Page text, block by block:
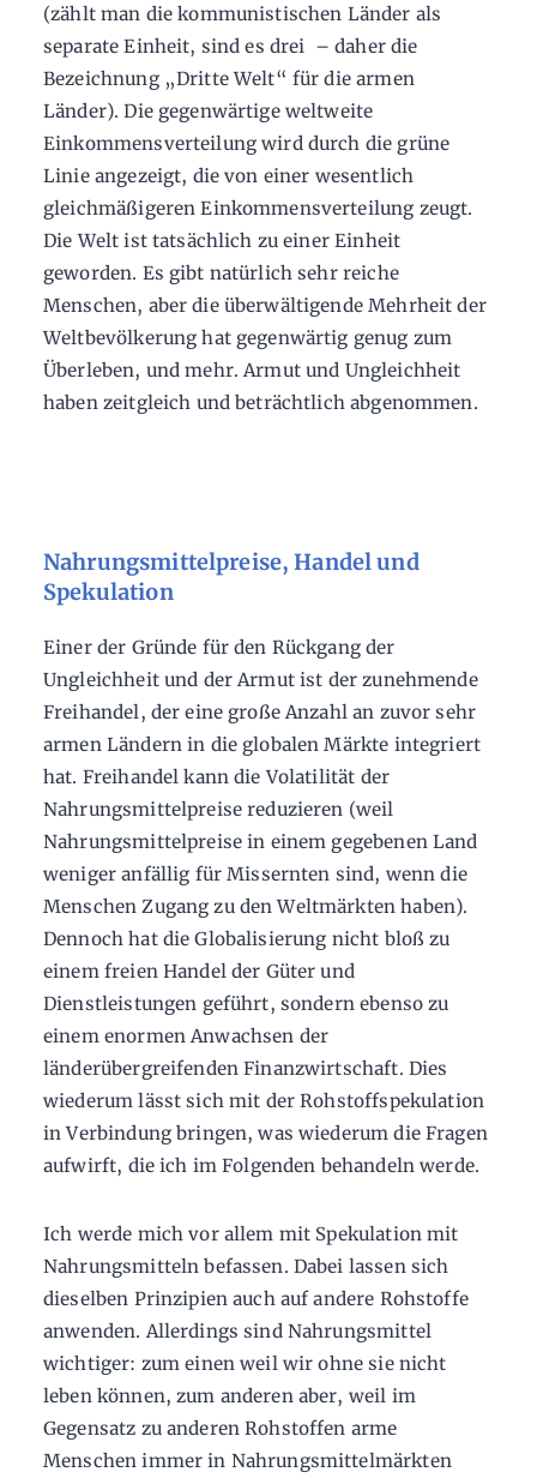
(zählt man die kommunistischen Länder als
separate Einheit, sind es drei – daher die
Bezeichnung „Dritte Welt“ für die armen
Länder). Die gegenwärtige weltweite
Einkommensverteilung wird durch die grüne
Linie angezeigt, die von einer wesentlich
gleichmäßigeren Einkommensverteilung zeugt.
Die Welt ist tatsächlich zu einer Einheit
geworden. Es gibt natürlich sehr reiche
Menschen, aber die überwältigende Mehrheit der
Weltbevölkerung hat gegenwärtig genug zum
Überleben, und mehr. Armut und Ungleichheit
haben zeitgleich und beträchtlich abgenommen.
Nahrungsmittelpreise, Handel und
Spekulation
Einer der Gründe für den Rückgang der
Ungleichheit und der Armut ist der zunehmende
Freihandel, der eine große Anzahl an zuvor sehr
armen Ländern in die globalen Märkte integriert
hat. Freihandel kann die Volatilität der
Nahrungsmittelpreise reduzieren (weil
Nahrungsmittelpreise in einem gegebenen Land
weniger anfällig für Missernten sind, wenn die
Menschen Zugang zu den Weltmärkten haben).
Dennoch hat die Globalisierung nicht bloß zu
einem freien Handel der Güter und
Dienstleistungen geführt, sondern ebenso zu
einem enormen Anwachsen der
länderübergreifenden Finanzwirtschaft. Dies
wiederum lässt sich mit der Rohstoffspekulation
in Verbindung bringen, was wiederum die Fragen
aufwirft, die ich im Folgenden behandeln werde.
Ich werde mich vor allem mit Spekulation mit
Nahrungsmitteln befassen. Dabei lassen sich
dieselben Prinzipien auch auf andere Rohstoffe
anwenden. Allerdings sind Nahrungsmittel
wichtiger: zum einen weil wir ohne sie nicht
leben können, zum anderen aber, weil im
Gegensatz zu anderen Rohstoffen arme
Menschen immer in Nahrungsmittelmärkten